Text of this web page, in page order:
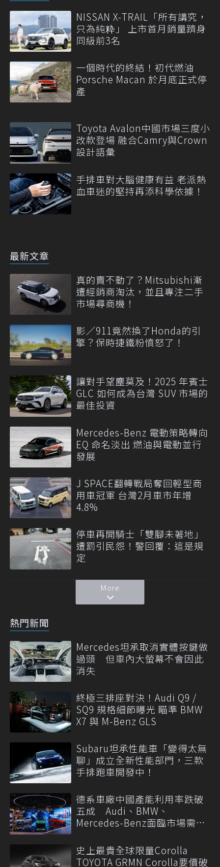
NISSAN X-TRAIL「所有講究，
只為純粋」 上市首月銷量躋身
同級前3名
一個時代的終結！初代燃油
Porsche Macan 於月底正式停
產
Toyota Avalon中國市場三度小
改款登場 融合Camry與Crown
設計語彙
手排車對大腦健康有益 老派熱
血車迷的堅持再添科學依據！
最新文章
真的賣不動了？Mitsubishi漸
遭經銷商淘汰，並且專注二手
市場尋商機！
影／911竟然換了Honda的引
擎？保時捷鐵粉憤怒了！
讓對手望塵莫及！2025 年賓士
GLC 如何成為台灣 SUV 市場的
最佳投資
Mercedes-Benz 電動策略轉向
EQ 命名淡出 燃油與電動並行
發展
J SPACE翻轉戰局奪回輕型商
用車冠軍 台灣2月車市年增
4.8%
停車再開騎士「雙腳未著地」
遭罰引民怨！警回覆：這是規
定
More
熱門新聞
Mercedes坦承取消實體按鍵做
過頭 但車內大螢幕不會因此
消失
終極三排座對決！Audi Q9 /
SQ9 規格細節曝光 瞄準 BMW
X7 與 M-Benz GLS
Subaru坦承性能車「變得太無
聊」成立全新性能部門，三款
手排跑車開發中！
德系車廠中國產能利用率跌破
五成 Audi、BMW、
Mercedes-Benz面臨市場需求
史上最貴全球限量Corolla
TOYOTA GRMN Corolla要價破